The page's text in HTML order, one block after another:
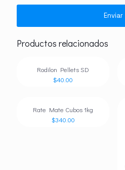
Productos relacionados
Rodilon Pellets SD
$40.00
Rate Mate Cubos 1kg
$340.00